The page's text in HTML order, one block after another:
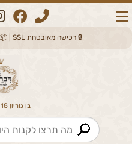
🔒 רכישה מאובטחת SSL | 📦 משלוחים מהירים לכל הארץ
בן גוריון 18 גבעת שמואל